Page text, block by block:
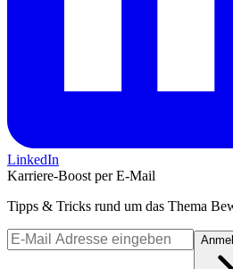
LinkedIn
Karriere-Boost per E-Mail
Tipps & Tricks rund um das Thema